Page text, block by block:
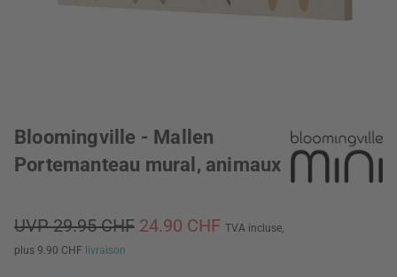
Bloomingville - Mallen
Portemanteau mural, animaux
UVP 29.95 CHF 24.90 CHF TVA incluse,
plus 9.90 CHF livraison